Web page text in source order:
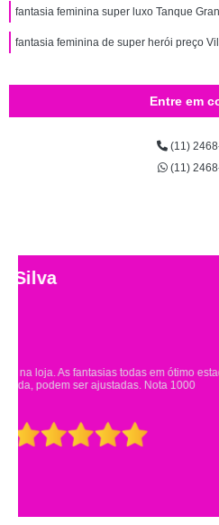
fantasia feminina super luxo Tanque
fantasia feminina de super herói preço
Entre em
(11)
(11)
Pesquisei em mais de 20 lojas e só
Eureka. Cheguei praticamente no
mesmo assim fui